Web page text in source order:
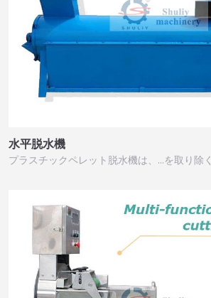
水平脱水機
プラスチックペレット脱水機は、…を取り除